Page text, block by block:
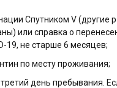
Спутником V (другие
или справка о
19, не старше 6 месяцев;
по месту проживания;
день пребывания.